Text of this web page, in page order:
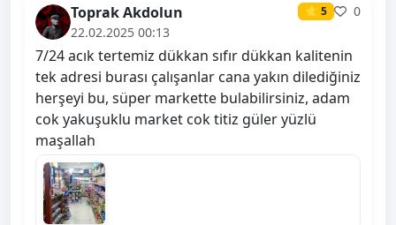
Toprak Akdolun ⭐ 5
0
22.02.2025 00:13
7/24 acık tertemiz dükkan sıfır dükkan kalitenin
tek adresi burası çalışanlar cana yakın dilediğiniz
herşeyi bu, süper markette bulabilirsiniz, adam
cok yakuşuklu market cok titiz güler yüzlü
maşallah